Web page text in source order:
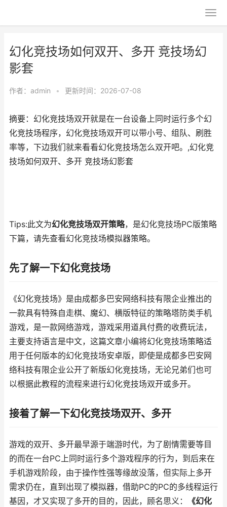
幻化竞技场如何双开、多开 竞技场幻
影套
作者： admin • 更新时间：2026-07-08
摘要：幻化竞技场双开就是在一台设备上同时运行多个幻
化竞技场程序，幻化竞技场双开可以带小号、组队、刷胜
率等，下边我们就来看看幻化竞技场怎么双开吧。,幻化竞
技场如何双开、多开 竞技场幻影套
Tips:此文为幻化竞技场双开策略，是幻化竞技场PC版策略
下篇，请先查看幻化竞技场模拟器策略。
先了解一下幻化竞技场
《幻化竞技场》是由成都多巴安网络科技有限企业推出的
一款具有特殊自走棋、魔幻、横版特征的策略塔防类手机
游戏，是一款网络游戏，游戏采用道具付费的收费玩法，
主要支持语言是中文，这篇文章小编将幻化竞技场策略适
用于任何版本的幻化竞技场安卓版，即使是成都多巴安网
络科技有限企业公开了新版幻化竞技场，无论兄弟们也可
以根据此教程的流程来进行幻化竞技场双开或多开。
接着了解一下幻化竞技场双开、多开
游戏的双开、多开最早源于端游时代，为了剧情需要等目
的而在一台PC上同时运行多个游戏程序的行为，到后来在
手机游戏阶段，由于操作性强等缘故没落，但实际上多开
需求仍在，直到出现了模拟器，借助PC的PC的多线程运行
基因，才又实现了多开的目的，因此，顾名思义：
《幻化